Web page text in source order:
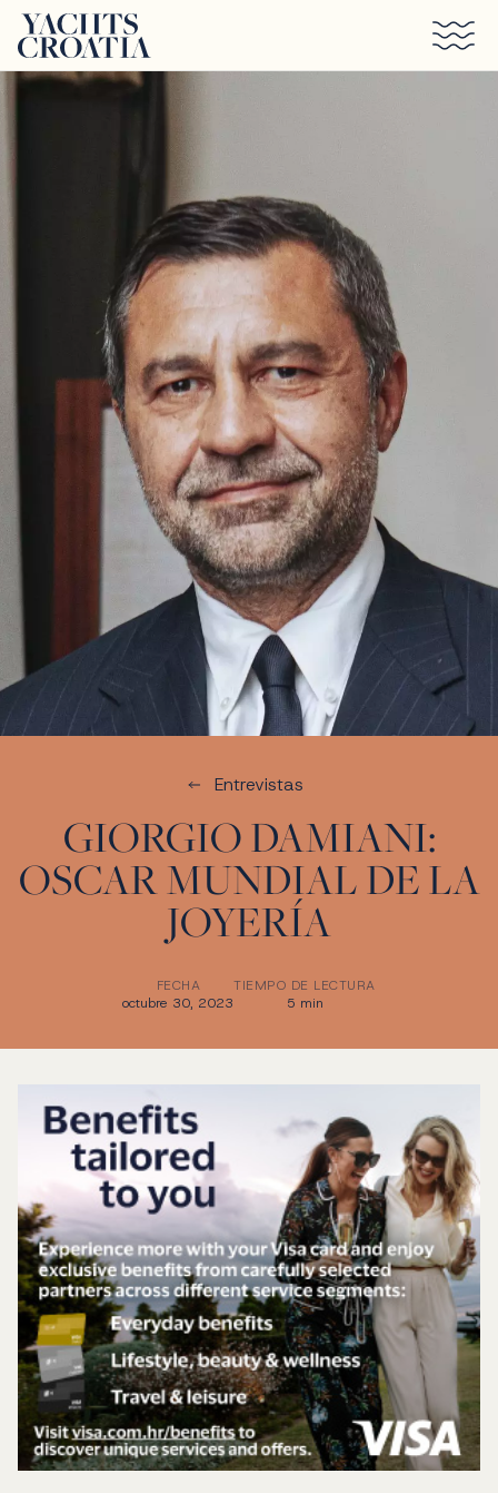
Saltar al contenido principal
Entrevistas
GIORGIO DAMIANI:
OSCAR MUNDIAL DE LA
JOYERÍA
FECHA
octubre 30, 2023
TIEMPO DE LECTURA
5 min